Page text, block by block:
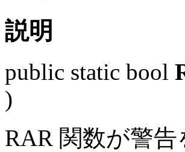
説明
public static bool
)
RAR 関数が警